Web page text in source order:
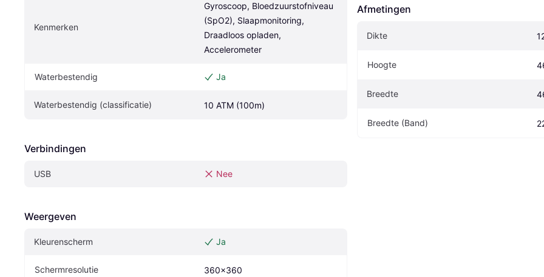
Kenmerken
Gyroscoop, Bloedzuurstofniveau
(SpO2), Slaapmonitoring,
Draadloos opladen,
Accelerometer
Waterbestendig Ja
Waterbestendig (classificatie) 10 ATM (100m)
Verbindingen
USB Nee
Weergeven
Kleurenscherm Ja
Schermresolutie 360x360
Afmetingen
Dikte
Hoogte
Breedte
Breedte (Band)